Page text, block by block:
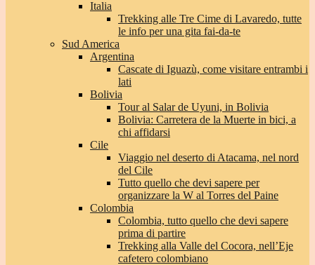
Italia
Trekking alle Tre Cime di Lavaredo, tutte
le info per una gita fai-da-te
Sud America
Argentina
Cascate di Iguazù, come visitare entrambi i
lati
Bolivia
Tour al Salar de Uyuni, in Bolivia
Bolivia: Carretera de la Muerte in bici, a
chi affidarsi
Cile
Viaggio nel deserto di Atacama, nel nord
del Cile
Tutto quello che devi sapere per
organizzare la W al Torres del Paine
Colombia
Colombia, tutto quello che devi sapere
prima di partire
Trekking alla Valle del Cocora, nell’Eje
cafetero colombiano